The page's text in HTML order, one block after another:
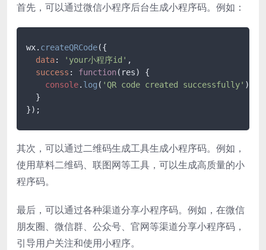
首先，可以通过微信小程序后台生成小程序码。例如：
wx. createQRCode({
data: 'your小程序id' ,
success : function( res) {
console. log ( 'QR code created successfully' );
  }
});
其次，可以通过二维码生成工具生成小程序码。例如，
使用草料二维码、联图网等工具，可以生成高质量的小
程序码。
最后，可以通过各种渠道分享小程序码。例如，在微信
朋友圈、微信群、公众号、官网等渠道分享小程序码，
引导用户关注和使用小程序。